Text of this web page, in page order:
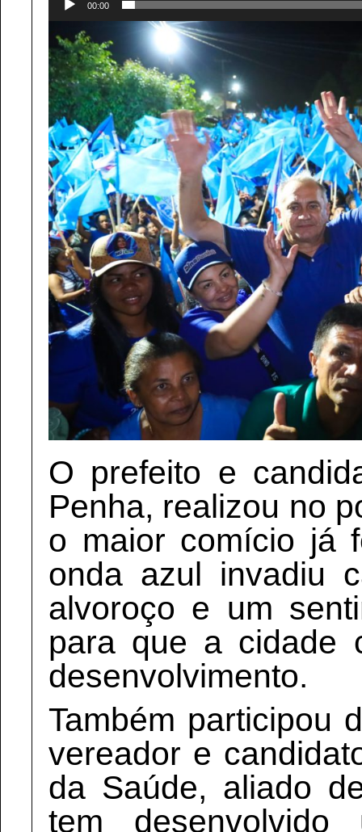
00:00
O prefeito e
Penha, realizou no
o maior comício já
onda azul invadiu
alvoroço e um
para que a cidade
desenvolvimento.
Também participou
vereador e
da Saúde, aliado
tem desenvolvido